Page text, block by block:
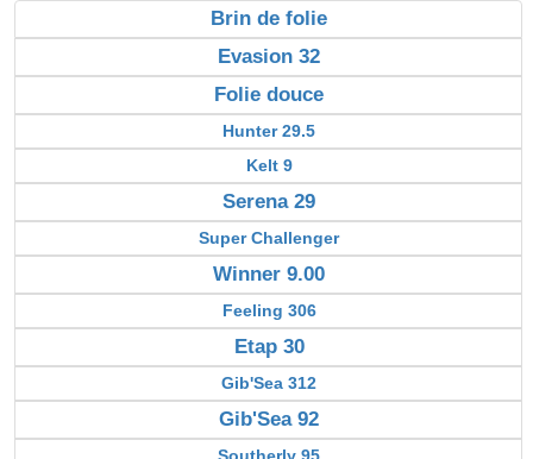
Brin de folie
Evasion 32
Folie douce
Hunter 29.5
Kelt 9
Serena 29
Super Challenger
Winner 9.00
Feeling 306
Etap 30
Gib'Sea 312
Gib'Sea 92